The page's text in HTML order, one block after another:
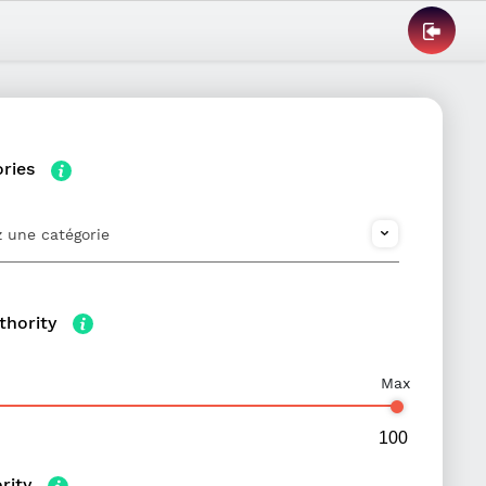
une catégorie
Max